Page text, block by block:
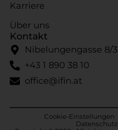
Karriere
Über uns
Kontakt
Nibelungengasse 8/​
+43 1 890 38 10
office@ifin.at
Cookie-​Einstellungen